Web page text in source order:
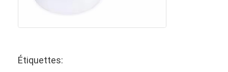
Ruban adhésif de tissu
Étiquettes: